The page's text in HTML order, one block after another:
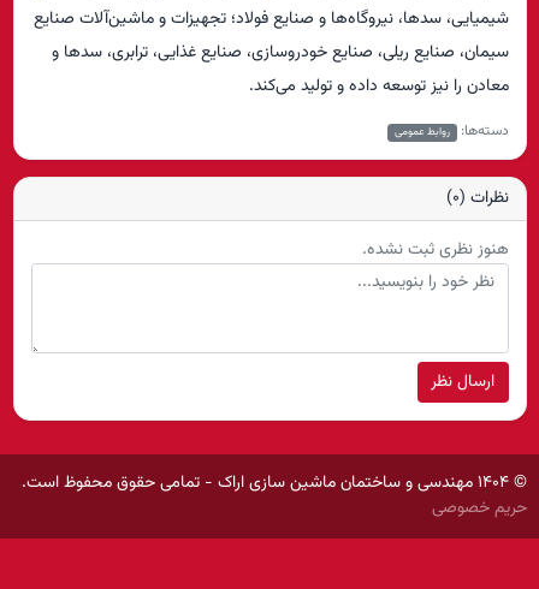
شیمیایی، سدها، نیروگاه‌ها و صنایع فولاد؛ تجهیزات و ماشین‌آلات صنایع
سیمان، صنایع ریلی، صنایع خودروسازی، صنایع غذایی، ترابری، سدها و
معادن را نیز توسعه داده و تولید می‌کند.
دسته‌ها: روابط عمومی
نظرات (0)
هنوز نظری ثبت نشده.
ارسال نظر
© ۱۴۰۴ مهندسی و ساختمان ماشین سازی اراک - تمامی حقوق محفوظ است.
حریم خصوصی